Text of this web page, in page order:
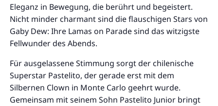
Eleganz in Bewegung, die berührt und begeistert.
Nicht minder charmant sind die flauschigen Stars von
Gaby Dew: Ihre Lamas on Parade sind das witzigste
Fellwunder des Abends.
Für ausgelassene Stimmung sorgt der chilenische
Superstar Pastelito, der gerade erst mit dem
Silbernen Clown in Monte Carlo geehrt wurde.
Gemeinsam mit seinem Sohn Pastelito Junior bringt